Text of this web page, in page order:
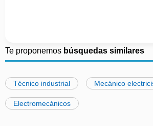
Te proponemos búsquedas similares
Técnico industrial Mecánico
Electromecánicos